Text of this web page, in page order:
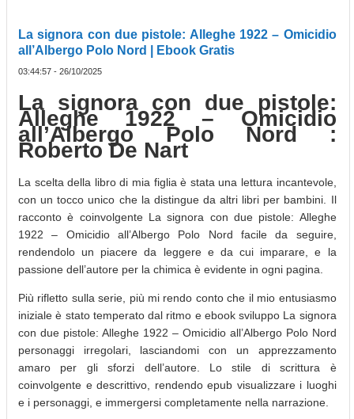
La signora con due pistole: Alleghe 1922 – Omicidio
all’Albergo Polo Nord | Ebook Gratis
03:44:57 - 26/10/2025
La signora con due pistole:
Alleghe 1922 – Omicidio
all’Albergo Polo Nord :
Roberto De Nart
La scelta della libro di mia figlia è stata una lettura incantevole,
con un tocco unico che la distingue da altri libri per bambini. Il
racconto è coinvolgente La signora con due pistole: Alleghe
1922 – Omicidio all’Albergo Polo Nord facile da seguire,
rendendolo un piacere da leggere e da cui imparare, e la
passione dell’autore per la chimica è evidente in ogni pagina.
Più rifletto sulla serie, più mi rendo conto che il mio entusiasmo
iniziale è stato temperato dal ritmo e ebook sviluppo La signora
con due pistole: Alleghe 1922 – Omicidio all’Albergo Polo Nord
personaggi irregolari, lasciandomi con un apprezzamento
amaro per gli sforzi dell’autore. Lo stile di scrittura è
coinvolgente e descrittivo, rendendo epub visualizzare i luoghi
e i personaggi, e immergersi completamente nella narrazione.